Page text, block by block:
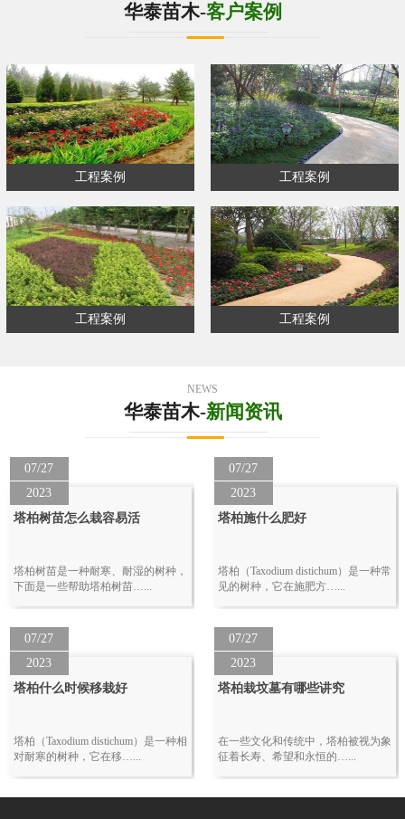
华泰苗木-客户案例
工程案例 工程案例
工程案例 工程案例
NEWS
华泰苗木-新闻资讯
07/27
2023
塔柏树苗怎么栽容易活
塔柏树苗是一种耐寒、耐湿的树种，
下面是一些帮助塔柏树苗…...
07/27
2023
塔柏施什么肥好
塔柏（Taxodium distichum）是一种常
见的树种，它在施肥方…...
07/27
2023
塔柏什么时候移栽好
塔柏（Taxodium distichum）是一种相
对耐寒的树种，它在移…...
07/27
2023
塔柏栽坟墓有哪些讲究
在一些文化和传统中，塔柏被视为象
征着长寿、希望和永恒的…...